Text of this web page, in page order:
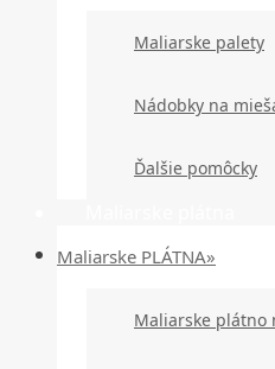
Maliarske palety
Nádobky na
Ďalšie pomôcky
Maliarske PLÁTNA»
Maliarske plátno